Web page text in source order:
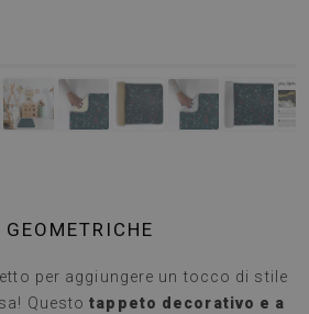
per aggiungere un tocco di stile
Questotappeto decorativo e a